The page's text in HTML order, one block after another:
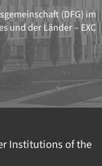
(DFG) im
und der Länder – EXC
Institutions of the